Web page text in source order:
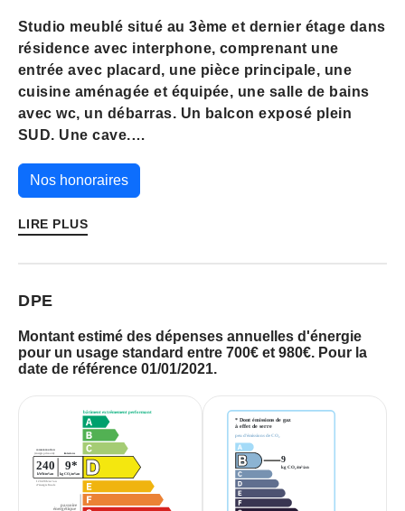
Studio meublé situé au 3ème et dernier étage dans
résidence avec interphone, comprenant une
entrée avec placard, une pièce principale, une
cuisine aménagée et équipée, une salle de bains
avec wc, un débarras. Un balcon exposé plein
SUD. Une cave.
Disponible dès le 07/07/2026.
"Les informations sur les risques auxquels ce
Nos honoraires
LIRE PLUS
DPE
Montant estimé des dépenses annuelles d'énergie
pour un usage standard entre 700€ et 980€. Pour la
date de référence 01/01/2021.